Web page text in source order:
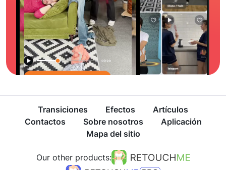
Transiciones Efectos
Artículos
Contactos
Sobre nosotros
Aplicación
Mapa del sitio
Our other products: